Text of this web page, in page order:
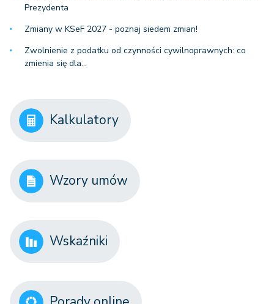
Prezydenta
Zmiany w KSeF 2027 - poznaj siedem zmian!
Zwolnienie z podatku od czynności cywilnoprawnych: co
zmienia się dla…
Kalkulatory
Wzory umów
Wskaźniki